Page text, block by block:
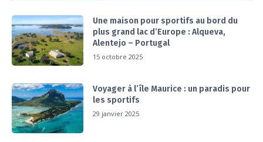
Une maison pour sportifs au bord du
plus grand lac d’Europe : Alqueva,
Alentejo – Portugal
15 octobre 2025
Voyager à l’île Maurice : un paradis pour
les sportifs
29 janvier 2025